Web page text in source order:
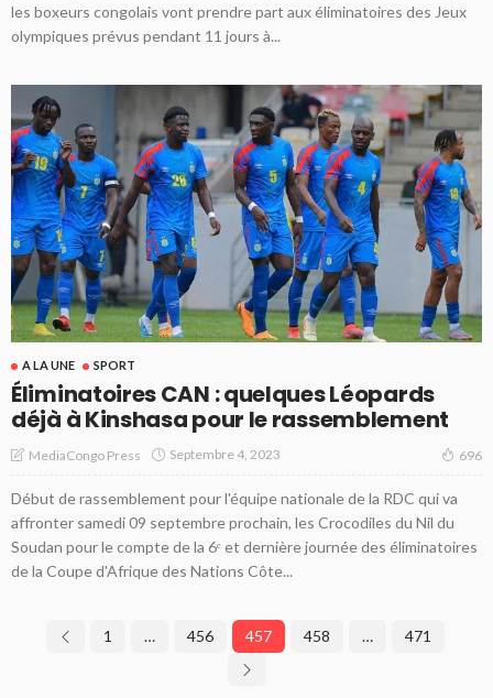
les boxeurs congolais vont prendre part aux éliminatoires des Jeux
olympiques prévus pendant 11 jours à...
A LA UNE SPORT
Éliminatoires CAN : quelques Léopards
déjà à Kinshasa pour le rassemblement
MediaCongo Press Septembre 4, 2023 696
Début de rassemblement pour l'équipe nationale de la RDC qui va
affronter samedi 09 septembre prochain, les Crocodiles du Nil du
Soudan pour le compte de la 6ᵉ et dernière journée des éliminatoires
de la Coupe d'Afrique des Nations Côte...
1 … 456 457 458 … 471